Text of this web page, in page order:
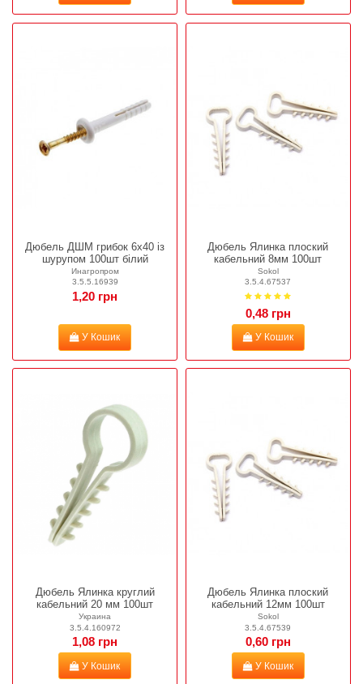
Дюбель ДШМ грибок 6х40 із
шурупом 100шт білий
Инагропром
3.5.5.16939
1,20 грн
У Кошик
Дюбель Ялинка плоский
кабельний 8мм 100шт
Sokol
3.5.4.67537
0,48 грн
У Кошик
Дюбель Ялинка круглий
кабельний 20 мм 100шт
Украина
3.5.4.160972
1,08 грн
У Кошик
Дюбель Ялинка плоский
кабельний 12мм 100шт
Sokol
3.5.4.67539
0,60 грн
У Кошик